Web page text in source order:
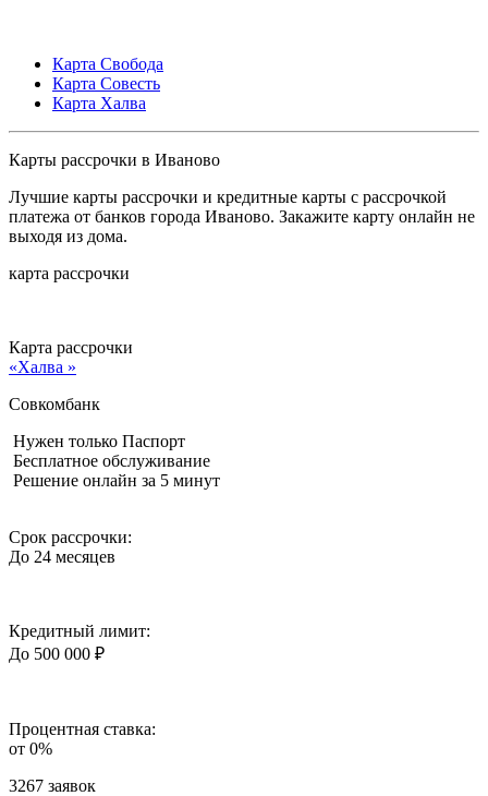
Карта Свобода
Карта Совесть
Карта Халва
Карты рассрочки в Иваново
Лучшие карты рассрочки и кредитные карты с рассрочкой
платежа от банков города Иваново. Закажите карту онлайн не
выходя из дома.
карта рассрочки
Карта рассрочки
«Халва »
Совкомбанк
Нужен только Паспорт
Бесплатное обслуживание
Решение онлайн за 5 минут
Срок рассрочки:
До 24 месяцев
Кредитный лимит:
До 500 000 ₽
Процентная ставка:
от 0%
3267 заявок